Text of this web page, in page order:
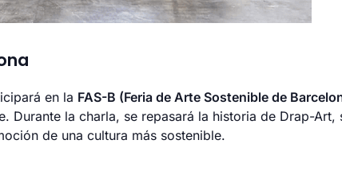
en la FAS-B (Feria de Arte Sostenible de
Durante la charla, se repasará la historia de Drap-
de una cultura más sostenible.